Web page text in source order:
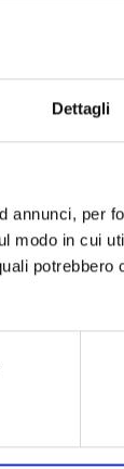
Dettagli
per
modo in cui
e
a nudo
con colleghi di
tenuto
che portò
anche in
A
della figura e
dagli esordi
la crescita
i seminari,
e la
dialetto
e Carloni,
funzione